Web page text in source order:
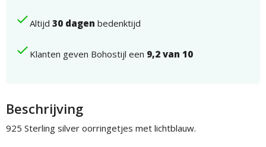
Altijd 30 dagen bedenktijd
Klanten geven Bohostijl een 9,2 van 10
Beschrijving
925 Sterling silver oorringetjes met lichtblauw.